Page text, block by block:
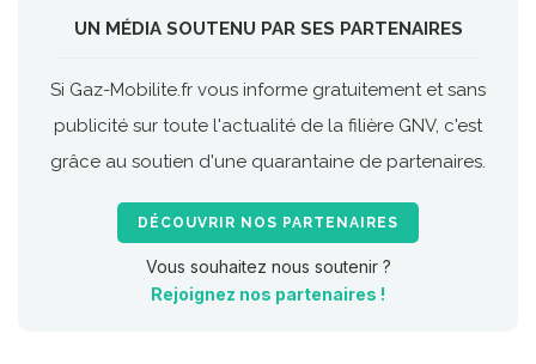
UN MÉDIA SOUTENU PAR SES PARTENAIRES
Si Gaz-Mobilite.fr vous informe gratuitement et sans
publicité sur toute l'actualité de la filière GNV, c'est
grâce au soutien d'une quarantaine de partenaires.
DÉCOUVRIR NOS PARTENAIRES
Vous souhaitez nous soutenir ?
Rejoignez nos partenaires !